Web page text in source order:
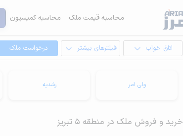
محاسبه قیمت ملک محاسبه کمیسیون
اتاق خواب فیلترهای بیشتر درخواست ملک
ولی امر رشدیه
خرید و فروش ملک در منطقه 5 تبریز